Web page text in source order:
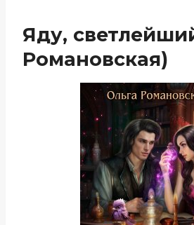
Яду,
Романовская)